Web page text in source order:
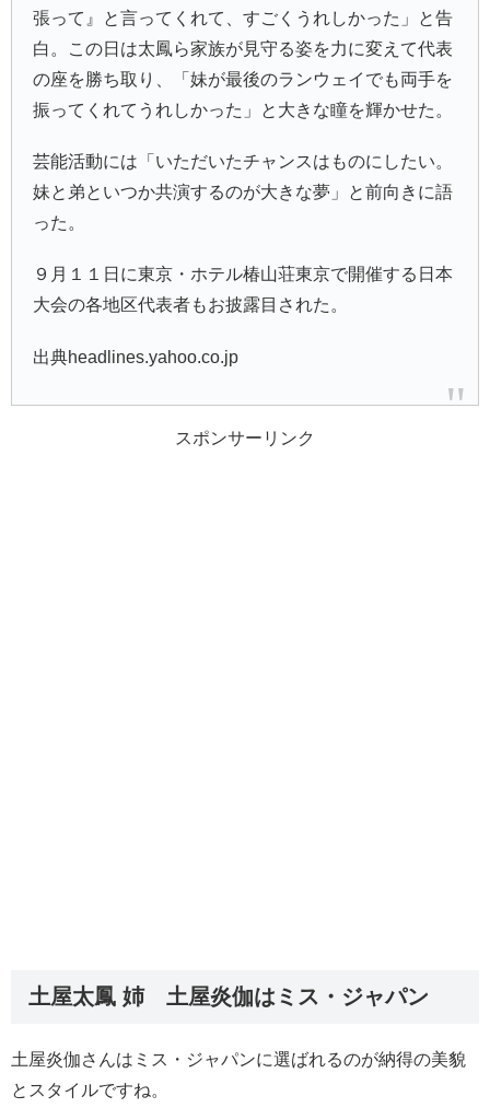
張って』と言ってくれて、すごくうれしかった」と告
白。この日は太鳳ら家族が見守る姿を力に変えて代表
の座を勝ち取り、「妹が最後のランウェイでも両手を
振ってくれてうれしかった」と大きな瞳を輝かせた。
芸能活動には「いただいたチャンスはものにしたい。
妹と弟といつか共演するのが大きな夢」と前向きに語
った。
９月１１日に東京・ホテル椿山荘東京で開催する日本
大会の各地区代表者もお披露目された。
出典headlines.yahoo.co.jp
スポンサーリンク
土屋太鳳 姉 土屋炎伽はミス・ジャパン
土屋炎伽さんはミス・ジャパンに選ばれるのが納得の美貌
とスタイルですね。